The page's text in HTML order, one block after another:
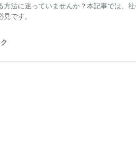
方法に迷っていませんか？本記事では、
です。